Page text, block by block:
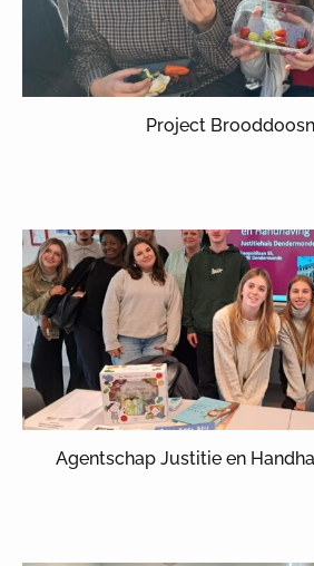
Project
Agentschap Justitie en